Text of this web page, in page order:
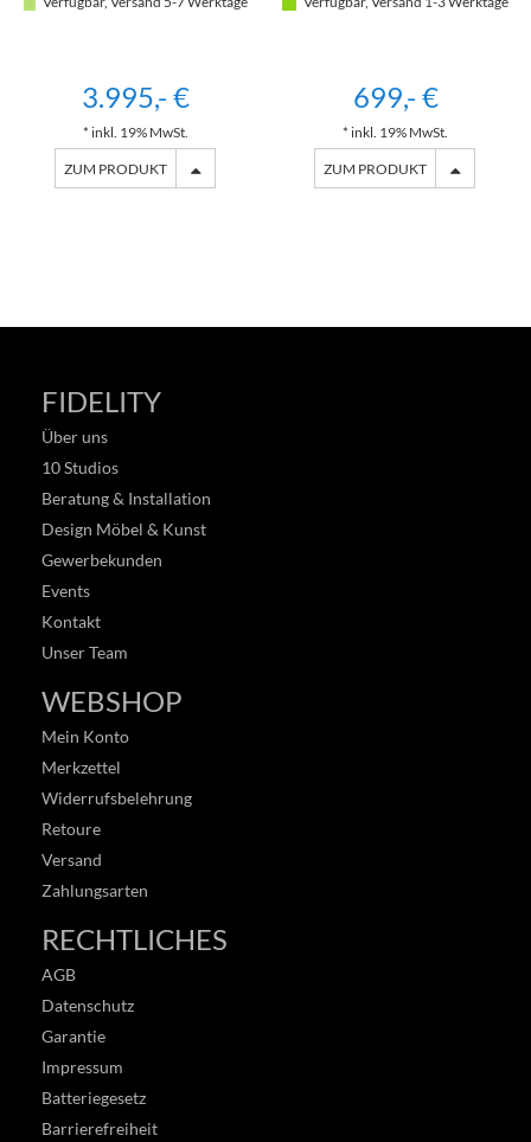
3.995,- €
* inkl. 19% MwSt.
ZUM PRODUKT
699,- €
* inkl. 19% MwSt.
ZUM PRODUKT
FIDELITY
Über uns
10 Studios
Beratung & Installation
Design Möbel & Kunst
Gewerbekunden
Events
Kontakt
Unser Team
WEBSHOP
Mein Konto
Merkzettel
Widerrufsbelehrung
Retoure
Versand
Zahlungsarten
RECHTLICHES
AGB
Datenschutz
Garantie
Impressum
Batteriegesetz
Barrierefreiheit